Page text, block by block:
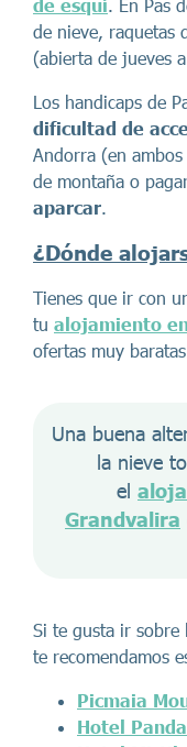
de esquí. En Pas
de nieve, raquetas
(abierta de jueves
Los handicaps de
dificultad de
Andorra (en
de montaña o
aparcar.
¿Dónde
Tienes que ir con
tu alojamiento
ofertas muy
Una buena
la nieve
el
Grandvalira
Si te gusta ir sobre
te recomendamos
Picmaia
Hotel Panda